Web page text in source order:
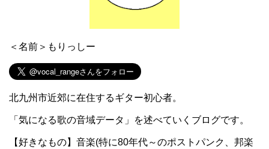
＜名前＞もりっしー
北九州市近郊に在住するギター初心者。
「気になる歌の音域データ」を述べていくブログです。
【好きなもの】音楽(特に80年代～のポストパンク、邦楽